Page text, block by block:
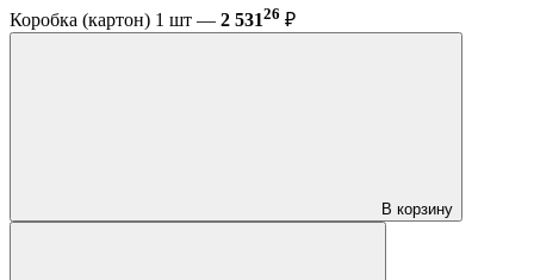
Коробка (картон) 1 шт — 2 53126 ₽
В корзину